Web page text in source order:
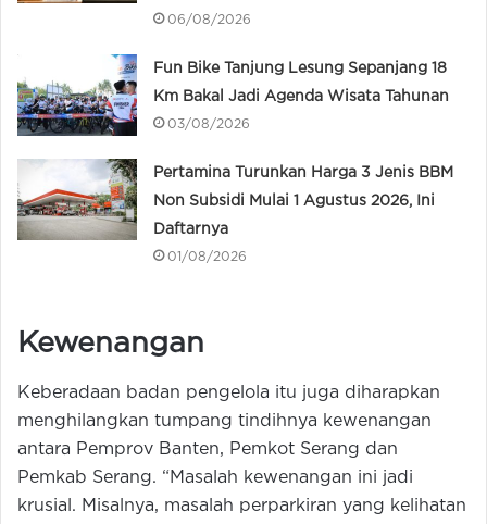
06/08/2026
Fun Bike Tanjung Lesung Sepanjang 18
Km Bakal Jadi Agenda Wisata Tahunan
03/08/2026
Pertamina Turunkan Harga 3 Jenis BBM
Non Subsidi Mulai 1 Agustus 2026, Ini
Daftarnya
01/08/2026
Kewenangan
Keberadaan badan pengelola itu juga diharapkan
menghilangkan tumpang tindihnya kewenangan
antara Pemprov Banten, Pemkot Serang dan
Pemkab Serang. “Masalah kewenangan ini jadi
krusial. Misalnya, masalah perparkiran yang kelihatan